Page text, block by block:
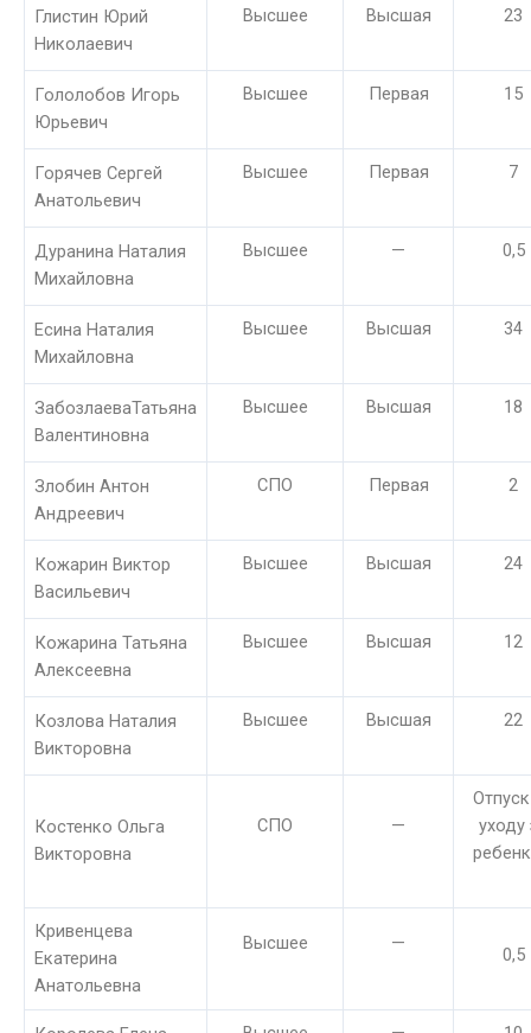
Глистин Юрий
Николаевич
Высшее Высшая 23
Гололобов Игорь
Юрьевич
Высшее Первая 15
Горячев Сергей
Анатольевич
Высшее Первая 7
Дуранина Наталия
Михайловна
Высшее — 0,5
Есина Наталия
Михайловна
Высшее Высшая 34
ЗабозлаеваТатьяна
Валентиновна
Высшее Высшая 18
Злобин Антон
Андреевич
СПО Первая 2
Кожарин Виктор
Васильевич
Высшее Высшая 24
Кожарина Татьяна
Алексеевна
Высшее Высшая 12
Козлова Наталия
Викторовна
Высшее Высшая 22
Костенко Ольга
Викторовна
СПО —
уходу
Кривенцева
Екатерина
Анатольевна
Высшее —
0,5